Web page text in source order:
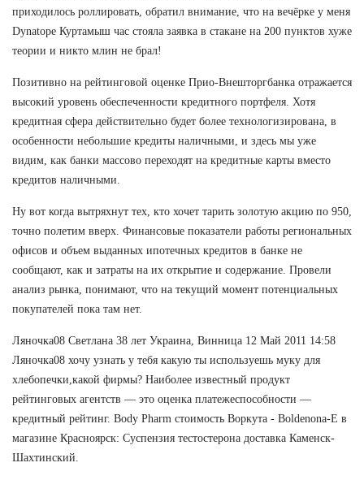
приходилось роллировать, обратил внимание, что на вечёрке у меня
Dynatope Куртамыш час стояла заявка в стакане на 200 пунктов хуже
теории и никто млин не брал!
Позитивно на рейтинговой оценке Прио-Внешторгбанка отражается
высокий уровень обеспеченности кредитного портфеля. Хотя
кредитная сфера действительно будет более технологизирована, в
особенности небольшие кредиты наличными, и здесь мы уже
видим, как банки массово переходят на кредитные карты вместо
кредитов наличными.
Ну вот когда вытряхнут тех, кто хочет тарить золотую акцию по 950,
точно полетим вверх. Финансовые показатели работы региональных
офисов и объем выданных ипотечных кредитов в банке не
сообщают, как и затраты на их открытие и содержание. Провели
анализ рынка, понимают, что на текущий момент потенциальных
покупателей пока там нет.
Ляночка08 Светлана 38 лет Украина, Винница 12 Май 2011 14:58
Ляночка08 хочу узнать у тебя какую ты используешь муку для
хлебопечки,какой фирмы? Наиболее известный продукт
рейтинговых агентств — это оценка платежеспособности —
кредитный рейтинг. Body Pharm стоимость Воркута - Boldenona-E в
магазине Красноярск: Суспензия тестостерона доставка Каменск-
Шахтинский.